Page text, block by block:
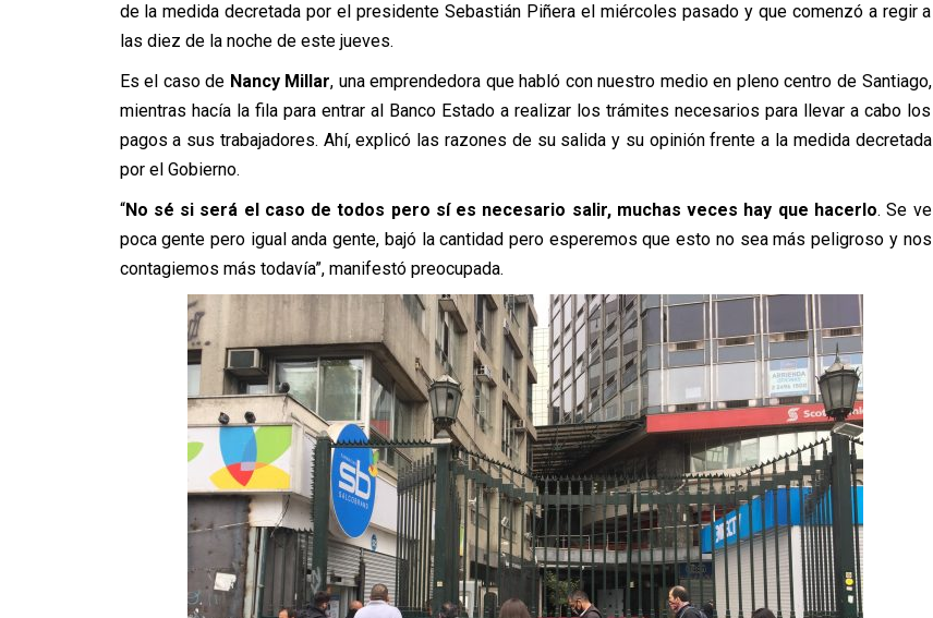
de la medida decretada por el presidente Sebastián Piñera el miércoles pasado y que comenzó a regir a
las diez de la noche de este jueves.
Es el caso de Nancy Millar, una emprendedora que habló con nuestro medio en pleno centro de Santiago,
mientras hacía la fila para entrar al Banco Estado a realizar los trámites necesarios para llevar a cabo los
pagos a sus trabajadores. Ahí, explicó las razones de su salida y su opinión frente a la medida decretada
por el Gobierno.
“No sé si será el caso de todos pero sí es necesario salir, muchas veces hay que hacerlo. Se ve
poca gente pero igual anda gente, bajó la cantidad pero esperemos que esto no sea más peligroso y nos
contagiemos más todavía”, manifestó preocupada.